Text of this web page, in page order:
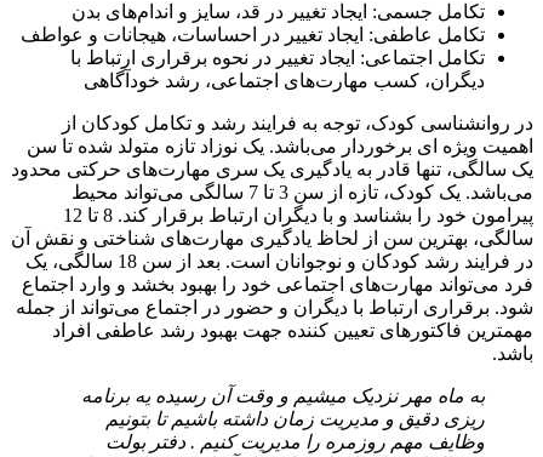
تکامل جسمی: ایجاد تغییر در قد، سایز و اندام‌های بدن
تکامل عاطفی: ایجاد تغییر در احساسات، هیجانات و عواطف
تکامل اجتماعی: ایجاد تغییر در نحوه برقراری ارتباط با
دیگران، کسب مهارت‌های اجتماعی، رشد خودآگاهی
در روانشناسی کودک، توجه به فرایند رشد و تکامل کودکان از
اهمیت ویژه ای برخوردار می‌باشد. یک نوزاد تازه متولد شده تا سن
یک سالگی، تنها قادر به یادگیری یک سری مهارت‌های حرکتی محدود
می‌باشد. یک کودک، تازه از سن 3 تا 7 سالگی می‌تواند محیط
پیرامون خود را بشناسد و با دیگران ارتباط برقرار کند. 8 تا 12
سالگی، بهترین سن از لحاظ یادگیری مهارت‌های شناختی و نقش آن
در فرایند رشد کودکان و نوجوانان است. بعد از سن 18 سالگی، یک
فرد می‌تواند مهارت‌های اجتماعی خود را بهبود بخشد و وارد اجتماع
شود. برقراری ارتباط با دیگران و حضور در اجتماع می‌تواند از جمله
مهمترین فاکتورهای تعیین کننده جهت بهبود رشد عاطفی افراد
باشد.
به ماه مهر نزدیک میشیم و وقت آن رسیده یه برنامه
ریزی دقیق و مدیریت زمان داشته باشیم تا بتونیم
وظایف مهم روزمره را مدیریت کنیم . دفتر بولت